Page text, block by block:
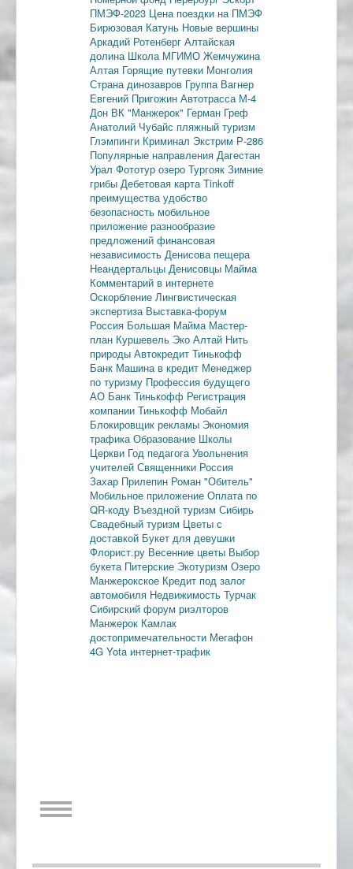
ПМЭФ-2023 Цена поездки на ПМЭФ
Бирюзовая Катунь Новые вершины
Аркадий Ротенберг Алтайская
долина Школа МГИМО Жемчужина
Алтая Горящие путевки Монголия
Страна динозавров Группа Вагнер
Евгений Пригожин Автотрасса М-4
Дон ВК "Манжерок" Герман Греф
Анатолий Чубайс пляжный туризм
Глэмпинги Криминал Экстрим Р-286
Популярные направления Дагестан
Урал Фототур озеро Тургояк Зимние
грибы Дебетовая карта Tinkoff
преимущества удобство
безопасность мобильное
приложение разнообразие
предложений финансовая
независимость Денисова пещера
Неандертальцы Денисовцы Майма
Комментарий в интернете
Оскорбление Лингвистическая
экспертиза Выставка-форум
Россия Большая Майма Мастер-
план Куршевель Эко Алтай Нить
природы Автокредит Тинькофф
Банк Машина в кредит Менеджер
по туризму Профессия будущего
АО Банк Тинькофф Регистрация
компании Тинькофф Мобайл
Блокировщик рекламы Экономия
трафика Образование Школы
Церкви Год педагога Увольнения
учителей Священники Россия
Захар Прилепин Роман "Обитель"
Мобильное приложение Оплата по
QR-коду Въездной туризм Сибирь
Свадебный туризм Цветы с
доставкой Букет для девушки
Флорист.ру Весенние цветы Выбор
букета Питерские Экотуризм Озеро
Манжерокское Кредит под залог
автомобиля Недвижимость Турчак
Сибирский форум риэлторов
Манжерок Камлак
достопримечательности Мегафон
4G Yota интернет-трафик